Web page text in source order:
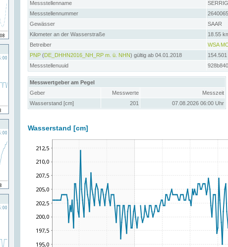
Messstellenname
Messstellennummer
Gewässer
SAAR
Kilometer an der Wasserstraße
18.55
Betreiber
WSA
PNP (DE_DHHN2016_NH_RP m. ü. NHN) gültig ab 04.01.2018
154.501
Messstellenuuid
Messwertgeber am Pegel
Geber
Messwerte
Messzeit
Wasserstand [cm]
201 07.08.2026 06:00 Uhr
Wasserstand [cm]